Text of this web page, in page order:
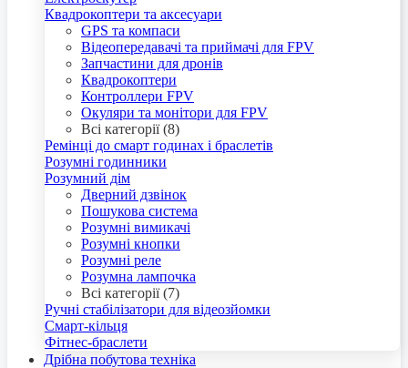
Квадрокоптери та аксесуари
GPS та компаси
Відеопередавачі та приймачі для FPV
Запчастини для дронів
Квадрокоптери
Контроллери FPV
Окуляри та монітори для FPV
Всі категорії (8)
Ремінці до смарт годинах і браслетів
Розумні годинники
Розумний дім
Дверний дзвінок
Пошукова система
Розумні вимикачі
Розумні кнопки
Розумні реле
Розумна лампочка
Всі категорії (7)
Ручні стабілізатори для відеозйомки
Смарт-кільця
Фітнес-браслети
Дрібна побутова техніка